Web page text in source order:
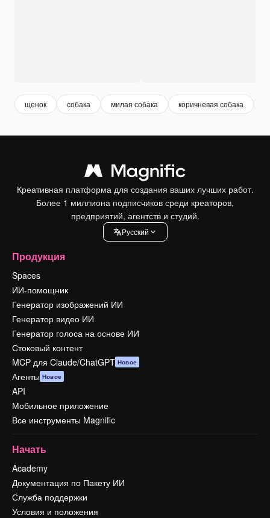
щенок собака милая собака коричневая собака
Креативная платформа для создания ваших лучших работ.
Более 1 миллиона подписчиков среди креаторов,
предприятий, агентств и студий.
Pусский
Продукция
Spaces
ИИ-помощник
Генератор изображений ИИ
Генератор видео ИИ
Генератор голоса на основе ИИ
Стоковый контент
MCP для Claude/ChatGPT Новое
Агенты Новое
API
Мобильное приложение
Все инструменты Magnific
Начать
Academy
Документация по Пакету ИИ
Служба поддержки
Условия и положения